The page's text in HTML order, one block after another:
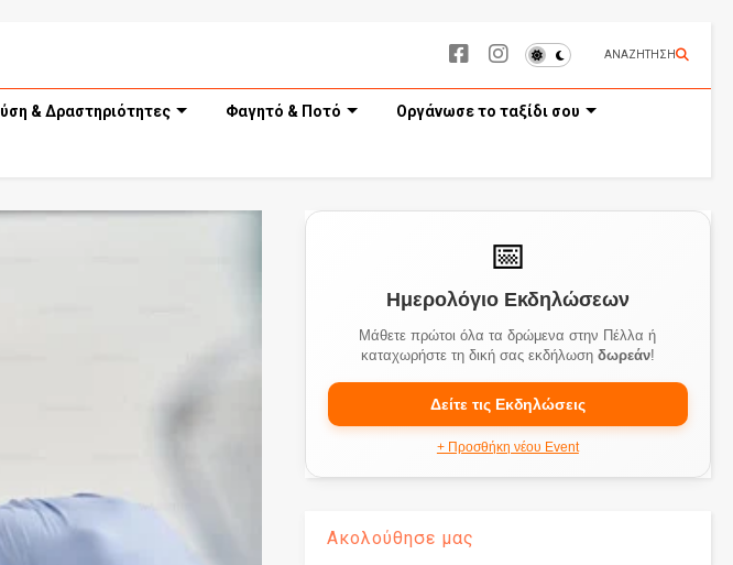
ΑΝΑΖΗΤΗΣΗ
& Δραστηριότητες Φαγητό & Ποτό Οργάνωσε το ταξίδι σου
📅
Ημερολόγιο Εκδηλώσεων
Μάθετε πρώτοι όλα τα δρώμενα στην Πέλλα ή
καταχωρήστε τη δική σας εκδήλωση δωρεάν!
Δείτε τις Εκδηλώσεις
+ Προσθήκη νέου Event
Ακολούθησε μας